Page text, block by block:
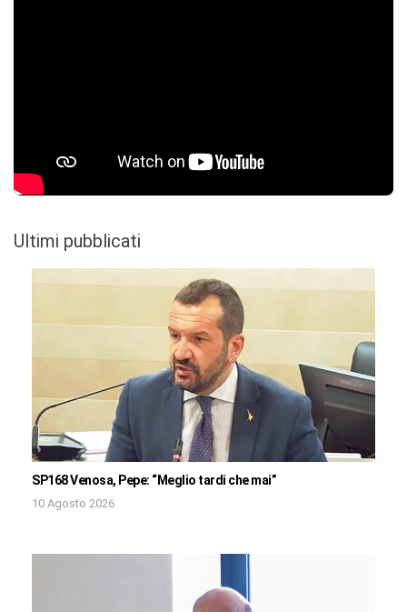
Ultimi pubblicati
SP168 Venosa, Pepe: “Meglio tardi che mai”
10 Agosto 2026